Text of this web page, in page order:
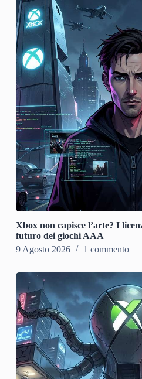
Xbox non capisce l’arte? I
futuro dei giochi AAA
9 Agosto 2026
1 commento